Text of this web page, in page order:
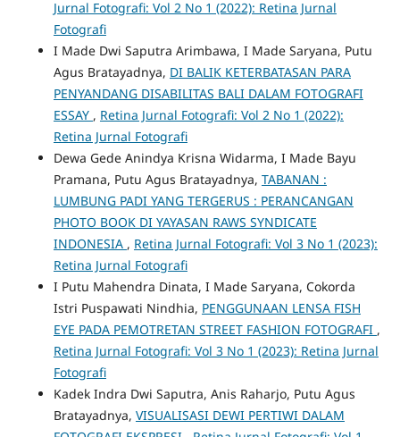
Jurnal Fotografi: Vol 2 No 1 (2022): Retina Jurnal
Fotografi
I Made Dwi Saputra Arimbawa, I Made Saryana, Putu
Agus Bratayadnya, DI BALIK KETERBATASAN PARA
PENYANDANG DISABILITAS BALI DALAM FOTOGRAFI
ESSAY , Retina Jurnal Fotografi: Vol 2 No 1 (2022):
Retina Jurnal Fotografi
Dewa Gede Anindya Krisna Widarma, I Made Bayu
Pramana, Putu Agus Bratayadnya, TABANAN :
LUMBUNG PADI YANG TERGERUS : PERANCANGAN
PHOTO BOOK DI YAYASAN RAWS SYNDICATE
INDONESIA , Retina Jurnal Fotografi: Vol 3 No 1 (2023):
Retina Jurnal Fotografi
I Putu Mahendra Dinata, I Made Saryana, Cokorda
Istri Puspawati Nindhia, PENGGUNAAN LENSA FISH
EYE PADA PEMOTRETAN STREET FASHION FOTOGRAFI ,
Retina Jurnal Fotografi: Vol 3 No 1 (2023): Retina Jurnal
Fotografi
Kadek Indra Dwi Saputra, Anis Raharjo, Putu Agus
Bratayadnya, VISUALISASI DEWI PERTIWI DALAM